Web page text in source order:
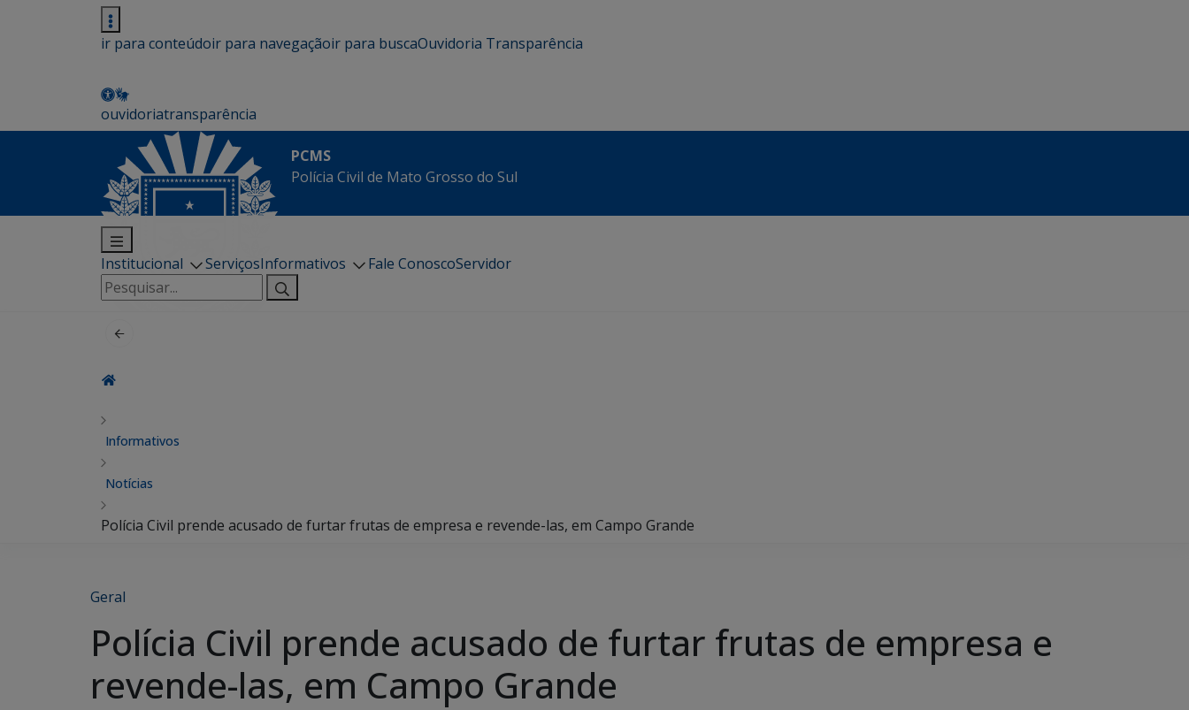
ir para conteúdoir para navegaçãoir para buscaOuvidoria Transparência
ouvidoriatransparência
PCMS
Polícia Civil de Mato Grosso do Sul
Institucional ServiçosInformativos Fale ConoscoServidor
Pesquisar
por:
Informativos
Notícias
Polícia Civil prende acusado de furtar frutas de empresa e revende-las, em Campo Grande
Geral
Polícia Civil prende acusado de furtar frutas de empresa e
revende-las, em Campo Grande